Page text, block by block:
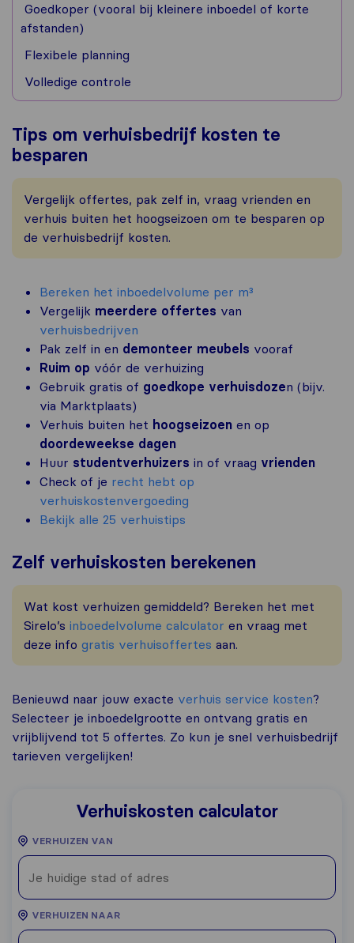
Goedkoper (vooral bij kleinere inboedel of korte
afstanden)
Flexibele planning
Volledige controle
Tips om verhuisbedrijf kosten te
besparen
Vergelijk offertes, pak zelf in, vraag vrienden en
verhuis buiten het hoogseizoen om te besparen op
de verhuisbedrijf kosten.
Bereken het inboedelvolume per m³
Vergelijk meerdere offertes van
verhuisbedrijven
Pak zelf in en demonteer meubels vooraf
Ruim op vóór de verhuizing
Gebruik gratis of goedkope verhuisdozen (bijv.
via Marktplaats)
Verhuis buiten het hoogseizoen en op
doordeweekse dagen
Huur studentverhuizers in of vraag vrienden
Check of je recht hebt op
verhuiskostenvergoeding
Bekijk alle 25 verhuistips
Zelf verhuiskosten berekenen
Wat kost verhuizen gemiddeld? Bereken het met
Sirelo’s inboedelvolume calculator en vraag met
deze info gratis verhuisoffertes aan.
Benieuwd naar jouw exacte verhuis service kosten?
Selecteer je inboedelgrootte en ontvang gratis en
vrijblijvend tot 5 offertes. Zo kun je snel verhuisbedrijf
tarieven vergelijken!
Verhuiskosten calculator
VERHUIZEN VAN
VERHUIZEN NAAR